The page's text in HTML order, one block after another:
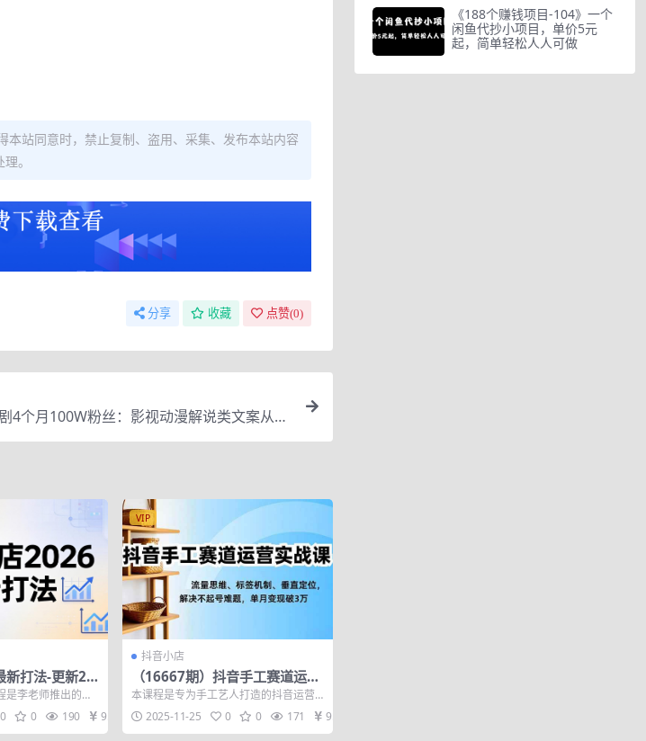
站同意时，禁止复制、盗用、采集、发布本站内容
。
分享 收藏 点赞(0)
4个月100W粉丝：影视动漫解说类文案从0
学
新打法-更新20
裂变，李老师
铺货全流程
是李老师推出的抖
内容持续更新至202
0 0 190 9.9
VIP
抖音小店
（16667期）抖音手工赛道运营
实战课，流量思维、标签机制、
垂直定位，解决不起号难题，单
月变现破3万
本课程是专为手工艺人打造的抖音运营
实战课程，针对手工创作者常见的时间
不足、流量低...
2025-11-25 0 0 171 9.9
《188个赚钱项目-104》一个
闲鱼代抄小项目，单价5元
起，简单轻松人人可做